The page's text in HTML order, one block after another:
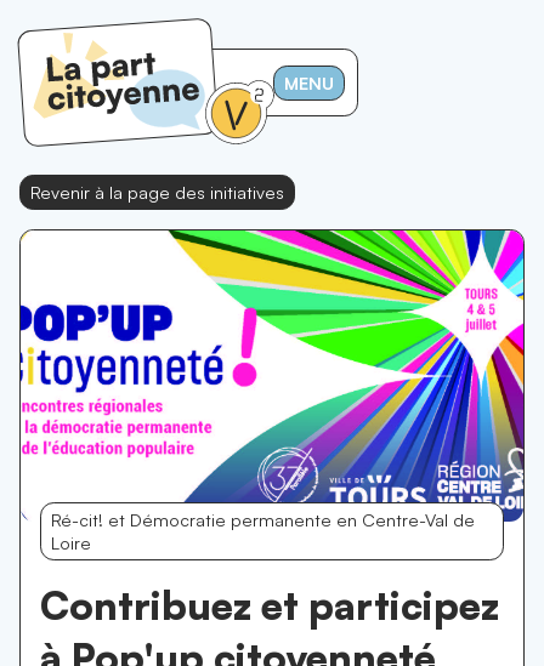
MENU
Revenir à la page des initiatives
Ré-cit! et Démocratie permanente en Centre-Val de
Loire
Contribuez et participez